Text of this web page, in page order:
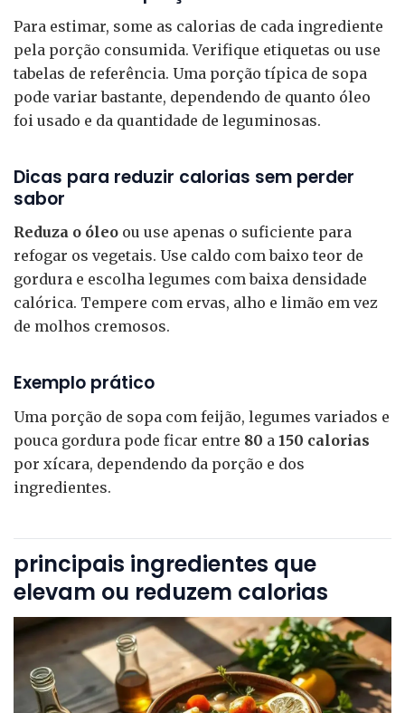
Para estimar, some as calorias de cada ingrediente
pela porção consumida. Verifique etiquetas ou use
tabelas de referência. Uma porção típica de sopa
pode variar bastante, dependendo de quanto óleo
foi usado e da quantidade de leguminosas.
Dicas para reduzir calorias sem perder
sabor
Reduza o óleo ou use apenas o suficiente para
refogar os vegetais. Use caldo com baixo teor de
gordura e escolha legumes com baixa densidade
calórica. Tempere com ervas, alho e limão em vez
de molhos cremosos.
Exemplo prático
Uma porção de sopa com feijão, legumes variados e
pouca gordura pode ficar entre 80 a 150 calorias
por xícara, dependendo da porção e dos
ingredientes.
principais ingredientes que
elevam ou reduzem calorias